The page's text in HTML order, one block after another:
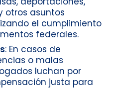
otros asuntos
el cumplimiento
federales.
: En casos de
o malas
luchan por
justa para